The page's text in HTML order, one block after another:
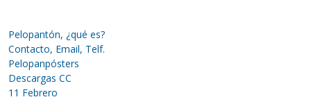
Pelopantón, ¿qué es?
Contacto, Email, Telf.
Pelopanpósters
Descargas CC
11 Febrero